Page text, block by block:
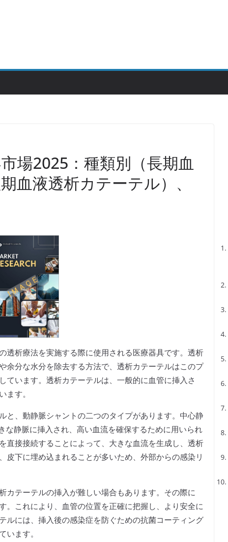
場2025：種類別（長期血
血液透析カテーテル）、
透析療法を実施する際に使用される医療器具です。透析
余分な水分を除去する方法で、透析カテーテルはこのプ
ています。透析カテーテルは、一般的に血管に挿入さ
す。
と、動静脈シャントの二つのタイプがあります。中心静
な静脈に挿入され、高い血流を確保するために用いられ
直接接続することによって、大きな血流を生成し、透析
皮下に埋め込まれることが多いため、外部からの感染リ
カテーテルの挿入が難しい場合もあります。その際に
。これにより、血管の位置を正確に把握し、より安全に
ルには、挿入後の感染症を防ぐための抗菌コーティング
ます。